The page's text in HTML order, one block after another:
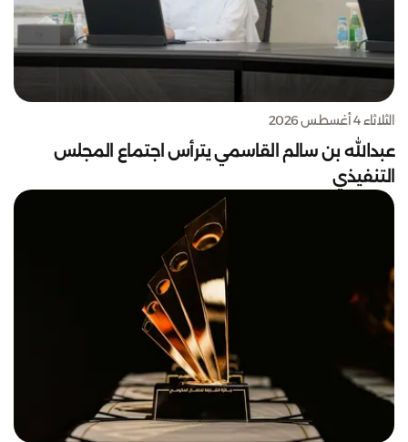
الثلاثاء 4 أغسطس 2026
عبدالله بن سالم القاسمي يترأس اجتماع المجلس
التنفيذي